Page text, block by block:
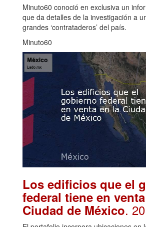
Minuto60 conoció en exclusiva un
que da detalles de la investigación a
grandes ‘contrataderos’ del país.
Minuto60
Los edificios que el
federal tiene en
Ciudad de México.